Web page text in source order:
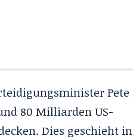
Pete
80 Milliarden US-
Dies geschieht in